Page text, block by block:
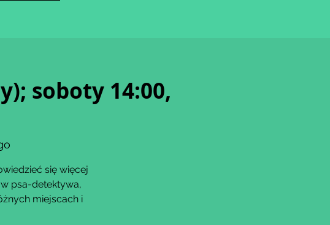
soboty 14:00,
się więcej
psa-detektywa,
miejscach i